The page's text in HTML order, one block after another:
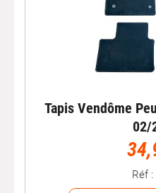
Tapis Vendôme
02/
Réf